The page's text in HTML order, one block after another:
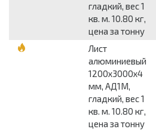
гладкий, вес 1
кв. м. 10.80 кг,
цена за тонну
Лист
алюминиевый
1200x3000x4
мм, АД1М,
гладкий, вес 1
кв. м. 10.80 кг,
цена за тонну